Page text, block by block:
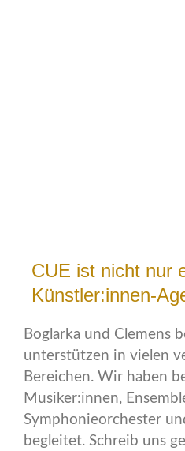
CUE ist nicht nur
Künstler:innen-
Boglarka und Clemens
unterstützen in vielen
Bereichen. Wir haben
Musiker:innen,
Symphonieorchester
begleitet. Schreib uns